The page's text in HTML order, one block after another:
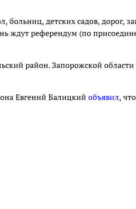
детских садов, дорог,
ждут референдум (по
район. Запорожской
Евгений Балицкий объявил,